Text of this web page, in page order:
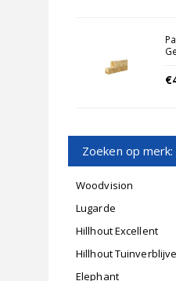
Zoeken op merk:
Woodvision
Lugarde
Hillhout Excellent
Hillhout
Elephant